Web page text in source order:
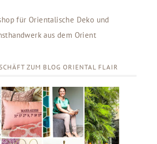
für Orientalische Deko und
aus dem Orient
ZUM BLOG ORIENTAL FLAIR